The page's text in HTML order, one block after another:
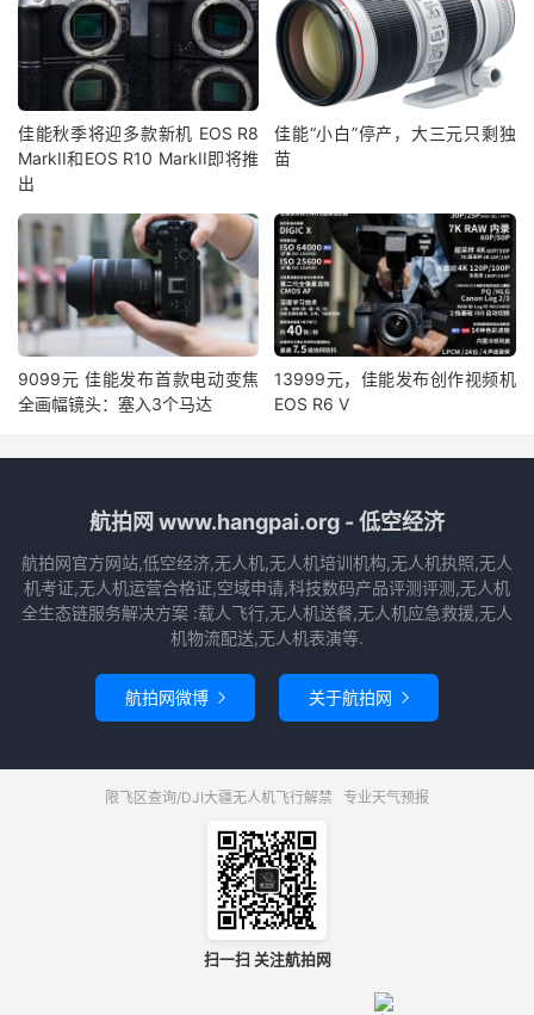
佳能秋季将迎多款新机 EOS R8
MarkII和EOS R10 MarkII即将推
出
佳能“小白”停产，大三元只剩独
苗
9099元 佳能发布首款电动变焦
全画幅镜头：塞入3个马达
13999元，佳能发布创作视频机
EOS R6 V
航拍网 www.hangpai.org - 低空经济
航拍网官方网站,低空经济,无人机,无人机培训机构,无人机执照,无人
机考证,无人机运营合格证,空域申请,科技数码产品评测评测,无人机
全生态链服务解决方案 :载人飞行,无人机送餐,无人机应急救援,无人
机物流配送,无人机表演等.
航拍网微博  关于航拍网 
限飞区查询/DJI大疆无人机飞行解禁 专业天气预报
扫一扫 关注航拍网